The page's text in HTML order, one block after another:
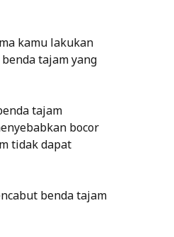
kamu lakukan
tajam yang
tajam
bocor
tidak dapat
benda tajam